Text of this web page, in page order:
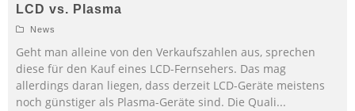
LCD vs. Plasma
News
Geht man alleine von den Verkaufszahlen aus, sprechen
diese für den Kauf eines LCD-Fernsehers. Das mag
allerdings daran liegen, dass derzeit LCD-Geräte meistens
noch günstiger als Plasma-Geräte sind. Die Quali...